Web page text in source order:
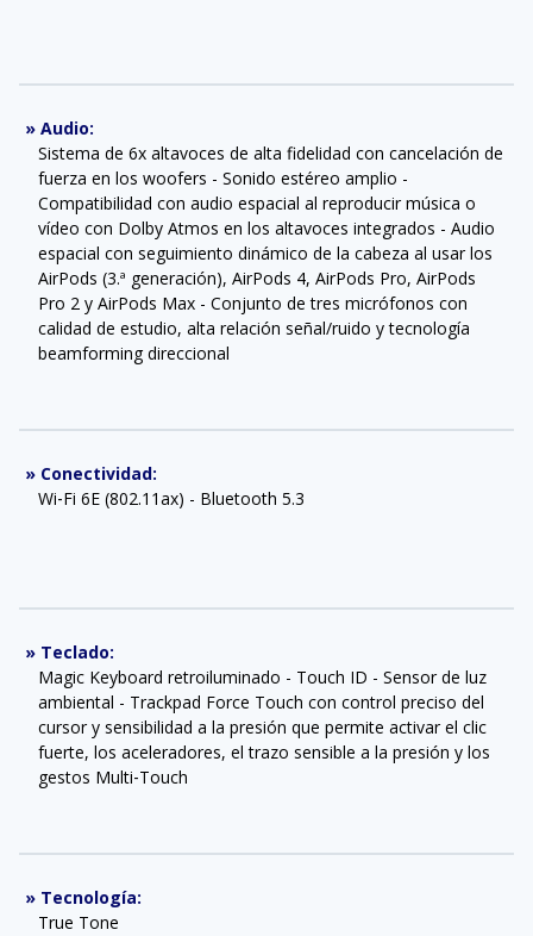
» Audio:
Sistema de 6x altavoces de alta fidelidad con cancelación de
fuerza en los woofers - Sonido estéreo amplio -
Compatibilidad con audio espacial al reproducir música o
vídeo con Dolby Atmos en los altavoces integrados - Audio
espacial con seguimiento dinámico de la cabeza al usar los
AirPods (3.ª generación), AirPods 4, AirPods Pro, AirPods
Pro 2 y AirPods Max - Conjunto de tres micrófonos con
calidad de estudio, alta relación señal/ruido y tecnología
beamforming direccional
» Conectividad:
Wi‑Fi 6E (802.11ax) - Bluetooth 5.3
» Teclado:
Magic Keyboard retroiluminado - Touch ID - Sensor de luz
ambiental - Trackpad Force Touch con control preciso del
cursor y sensibilidad a la presión que permite activar el clic
fuerte, los aceleradores, el trazo sensible a la presión y los
gestos Multi‑Touch
» Tecnología:
True Tone